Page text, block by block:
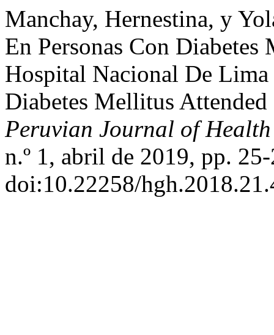
Manchay, Hernestina, y
En Personas Con
Hospital Nacional De
Diabetes Mellitus
Peruvian Journal of
n.º 1, abril de 2019, pp.
doi:10.22258/